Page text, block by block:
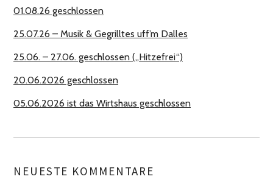
01.08.26 geschlossen
25.07.26 – Musik & Gegrilltes uff’m Dalles
25.06. – 27.06. geschlossen („Hitzefrei“)
20.06.2026 geschlossen
05.06.2026 ist das Wirtshaus geschlossen
NEUESTE KOMMENTARE